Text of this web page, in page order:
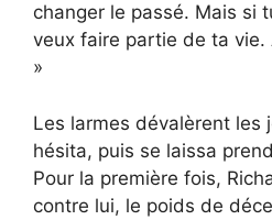
changer le passé. Mais si
veux faire partie de ta vie.
»
Les larmes dévalèrent les
hésita, puis se laissa
Pour la première fois,
contre lui, le poids de